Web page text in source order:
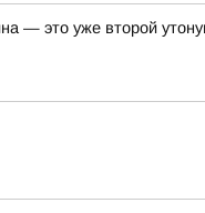
— это уже второй